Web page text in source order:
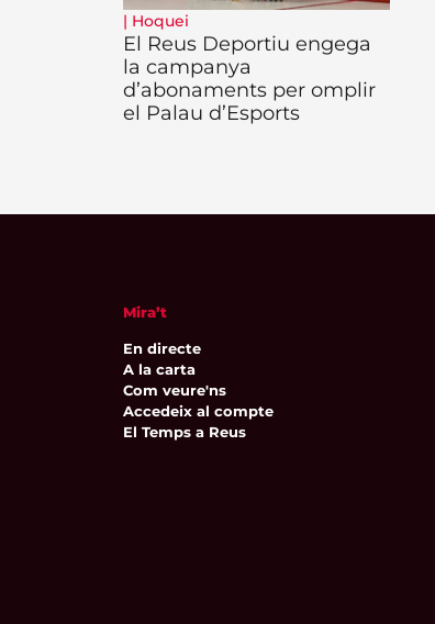
| Hoquei
El Reus Deportiu engega
la campanya
d’abonaments per omplir
el Palau d’Esports
Mira’t
En directe
A la carta
Com veure'ns
Accedeix al compte
El Temps a Reus